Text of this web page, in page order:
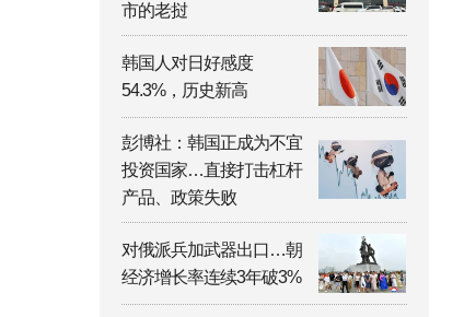
市的老挝
韩国人对日好感度
54.3%，历史新高
彭博社：韩国正成为不宜
投资国家…直接打击杠杆
产品、政策失败
对俄派兵加武器出口…朝
经济增长率连续3年破3%